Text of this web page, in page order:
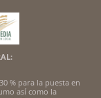
% para la puesta en
así como la